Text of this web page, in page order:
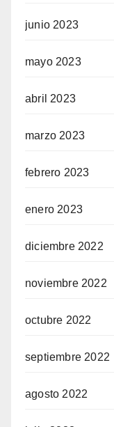
junio 2023
mayo 2023
abril 2023
marzo 2023
febrero 2023
enero 2023
diciembre 2022
noviembre 2022
octubre 2022
septiembre 2022
agosto 2022